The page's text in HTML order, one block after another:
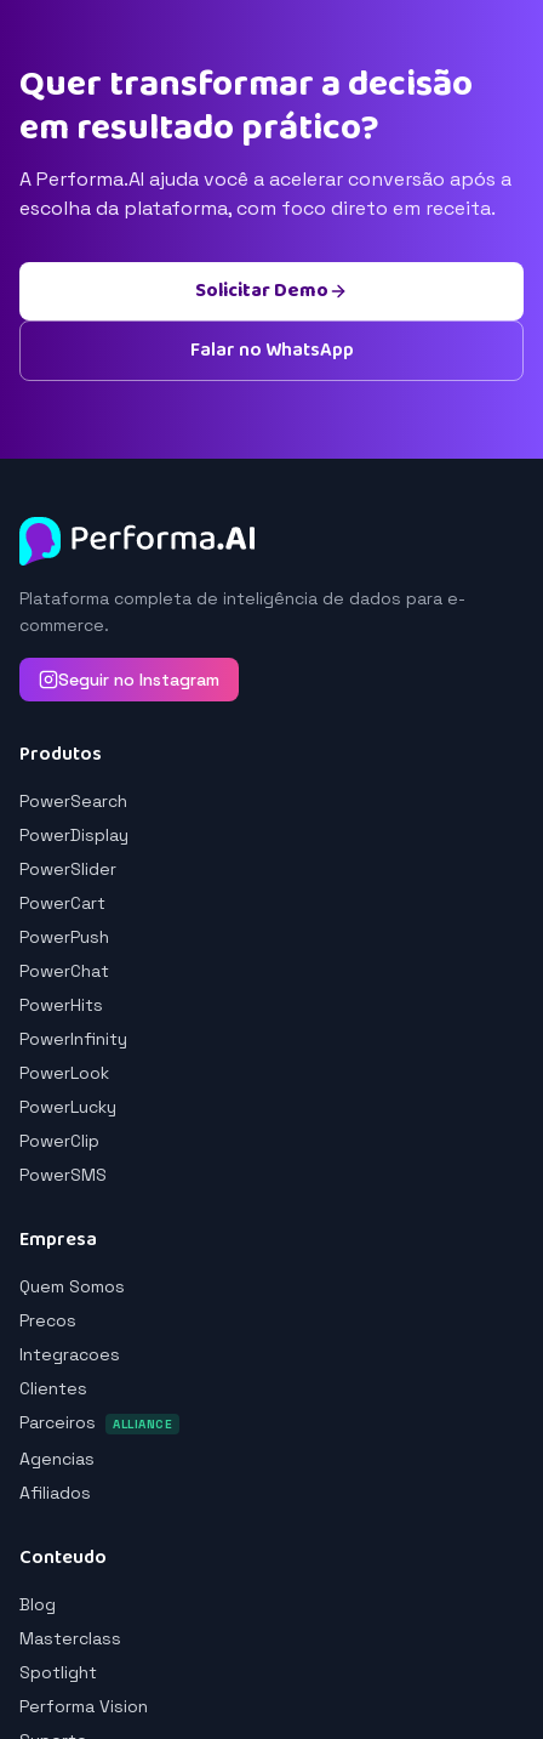
Quer transformar a decisão
em resultado prático?
A Performa.AI ajuda você a acelerar conversão após a
escolha da plataforma, com foco direto em receita.
Solicitar Demo
Falar no WhatsApp
Plataforma completa de inteligência de dados para e-
commerce.
Seguir no Instagram
Produtos
PowerSearch
PowerDisplay
PowerSlider
PowerCart
PowerPush
PowerChat
PowerHits
PowerInfinity
PowerLook
PowerLucky
PowerClip
PowerSMS
Empresa
Quem Somos
Precos
Integracoes
Clientes
Parceiros
ALLIANCE
Agencias
Afiliados
Conteudo
Blog
Masterclass
Spotlight
Performa Vision